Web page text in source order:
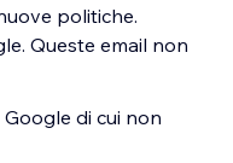
politiche.
Queste email non
di cui non